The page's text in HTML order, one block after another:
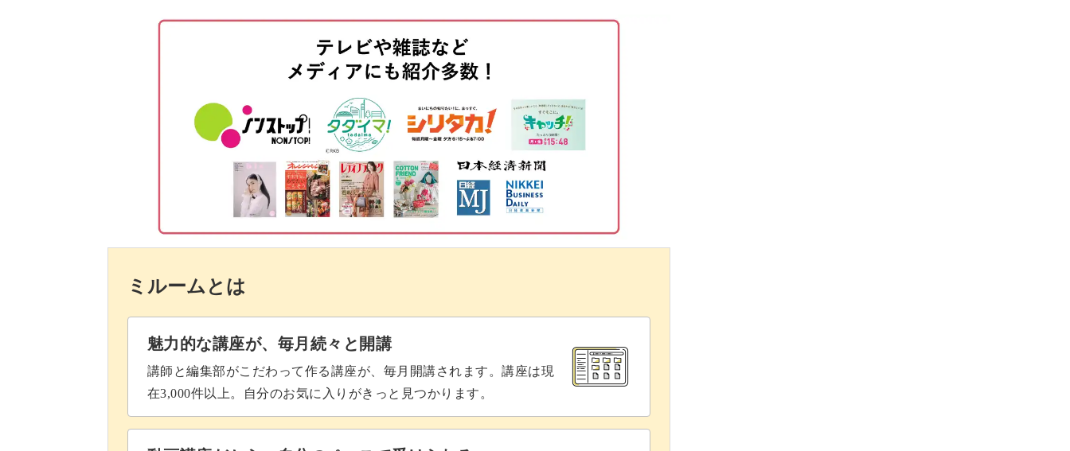
これ1枚でアンティークな雰囲気に
モデリング剤を節約して使う方法や、絵の具とモデリング剤の混ぜ合わせる目安も分か
りやすくレクチャーしてますよ。
していますので参考にしてみてくださいね。
ご自身のイメージに合ったバックボードを作って、素敵な写真を撮ってみませんか？
ホワイトとスノーテクスを混ぜ、全体に塗布する
ミルームとは
魅力的な講座が、毎月続々と開講
講師と編集部がこだわって作る講座が、毎月開講されます。講座は現
在3,000件以上。自分のお気に入りがきっと見つかります。